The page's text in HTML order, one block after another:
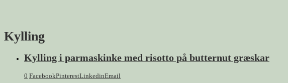
Kylling
Kylling i parmaskinke med risotto på butternut græskar
0 FacebookPinterestLinkedinEmail